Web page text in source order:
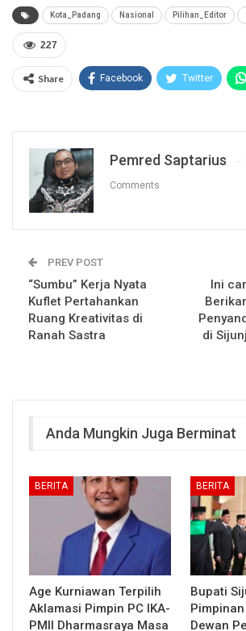
Kota_Padang Nasional Pilihan_Editor
227
Share Facebook Twitter
Pemred Saptarius
Comments
PREV POST
“Sumbu” Kerja Nyata
Kuflet Pertahankan
Ruang Kreativitas di
Ranah Sastra
Ini
di
Anda Mungkin Juga Berminat
BERITA
Age Kurniawan Terpilih
Aklamasi Pimpin PC IKA-
PMII Dharmasraya Masa
BERITA
Bupati
Dewan